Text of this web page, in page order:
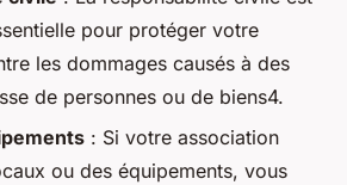
pour protéger votre
les dommages causés à des
de personnes ou de biens4.
: Si votre association
ou des équipements, vous